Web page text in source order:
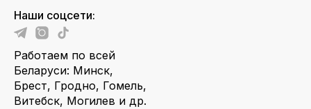
Наши соцсети:
Работаем по всей
Беларуси: Минск,
Брест, Гродно, Гомель,
Витебск, Могилев и др.